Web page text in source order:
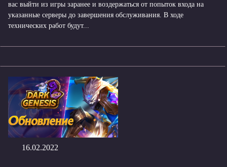
вас выйти из игры заранее и воздержаться от попыток входа на
указанные серверы до завершения обслуживания. В ходе
технических работ будут...
16.02.2022